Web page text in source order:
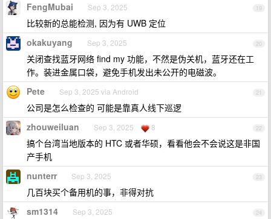
19
FengMubai Sep 3, 2025
比较新的总能检测, 因为有 UWB 定位
20
okakuyang Sep 3, 2025
关闭查找蓝牙网络 find my 功能，不然是伪关机，蓝牙还在工
作。装进金属口袋，避免手机发出未公开的电磁波。
21
Pete Sep 3, 2025 via Android
公司是怎么检查的 可能是靠真人线下巡逻
22
zhouweiluan Sep 3, 2025 8
搞个台湾当地版本的 HTC 或者华硕，看看他会不会说这是非国
产手机
23
nunterr Sep 3, 2025
几百块买个备用机的事，非得对抗
24
sm1314 Sep 3, 2025